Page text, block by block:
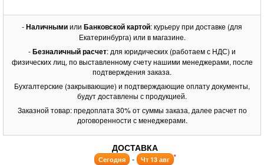
-Наличнымиили Банковской картой: курьеру при доставке (для
Екатеринбурга) или в магазине.
-Безналичный расчет: для юридических (работаем с НДС) и
физических лиц, по выставленному счету нашими менеджерами, после
подтверждения заказа.
Бухгалтерские (закрывающие) и подтверждающие оплату документы,
будут доставлены с продукцией.
Заказной товар: предоплата 30% от суммы заказа, далее расчет по
договоренности с менеджерами.
ДОСТАВКА
Сегодня - Чт 13 авг *